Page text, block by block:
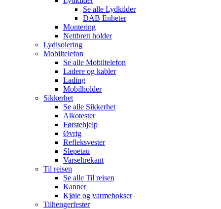
Se alle Lydkilder
DAB Enheter
Montering
Nettbrett holder
Lydisolering
Mobiltelefon
Se alle Mobiltelefon
Ladere og kabler
Lading
Mobilholder
Sikkerhet
Se alle Sikkerhet
Alkotester
Førstehjelp
Øvrig
Refleksvester
Slepetau
Varseltrekant
Til reisen
Se alle Til reisen
Kanner
Kjøle og varmebokser
Tilhengerfester